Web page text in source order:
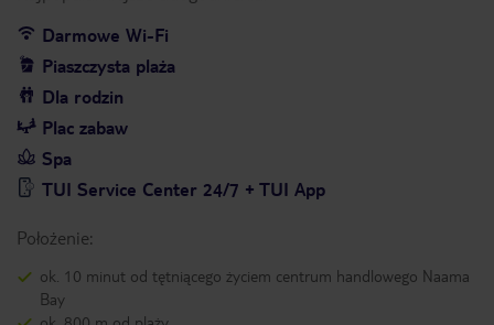
Darmowe Wi-Fi
Piaszczysta plaża
Dla rodzin
Plac zabaw
Spa
TUI Service Center 24/7 + TUI App
Położenie:
ok. 10 minut od tętniącego życiem centrum handlowego Naama
Bay